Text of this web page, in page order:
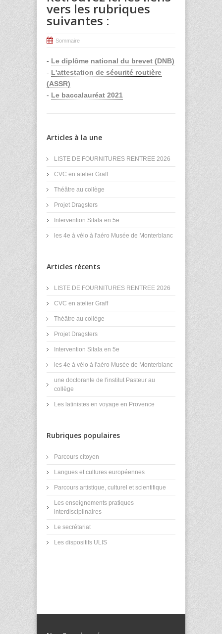
vers les rubriques
suivantes :
Sommaire
- Le diplôme national du brevet (DNB)
- L'attestation de sécurité routière
(ASSR)
- Le baccalauréat 2021
Articles à la une
LISTE DE FOURNITURES RENTREE 2026
CVC en atelier Graff
Théâtre au collège
Projet Dragsters
Intervention Sitala en 5e
les 4e à vélo à l'aéro Musée de Monterblanc
Articles récents
LISTE DE FOURNITURES RENTREE 2026
CVC en atelier Graff
Théâtre au collège
Projet Dragsters
Intervention Sitala en 5e
les 4e à vélo à l'aéro Musée de Monterblanc
une doctorante de l'institut Pasteur au
collège
Les latinistes en voyage en Provence
Rubriques populaires
Parcours citoyen
Langues et cultures européennes
Parcours artistique, culturel et scientifique
Les enseignements pratiques
interdisciplinaires
Le secrétariat
Les dispositifs ULIS